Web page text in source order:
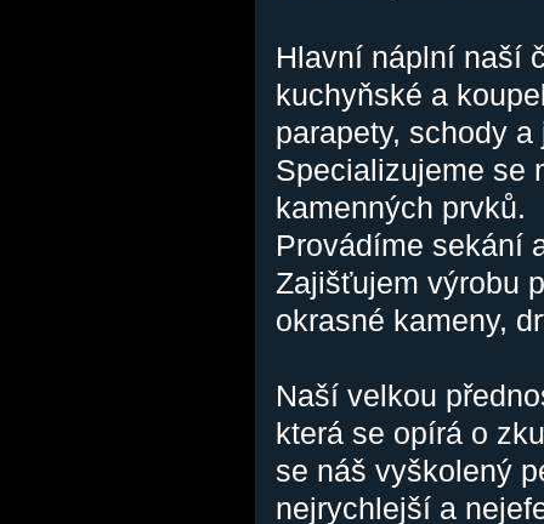
Hlavní náplní naší
kuchyňské a
parapety, schody
Specializujeme se
kamenných prvků.
Provádíme sekání
Zajišťujem výrobu
okrasné kameny,
Naší velkou
která se opírá o
se náš vyškolený
nejrychlejší a